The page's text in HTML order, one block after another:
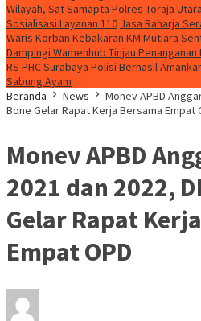
Wilayah, Sat Samapta Polres Toraja
Sosialisasi Layanan 110 Jasa Raharja
Waris Korban Kebakaran KM Mutiara
Dampingi Wamenhub Tinjau
RS PHC Surabaya Polisi Berhasil
Sabung Ayam
Beranda
News
Monev APBD
Bone Gelar Rapat Kerja Bersama Empat
Monev APBD
2021 dan 2022,
Gelar Rapat
Empat OPD